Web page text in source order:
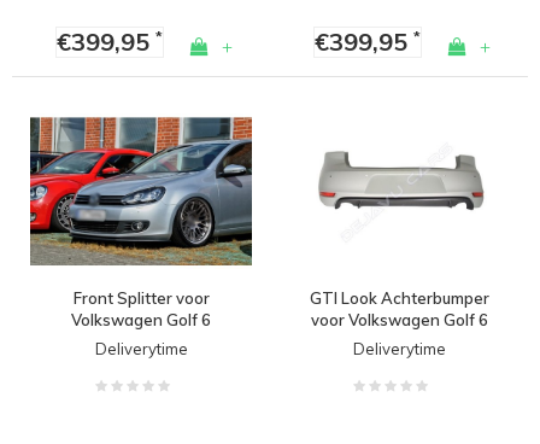
€399,95* + €399,95* +
Front Splitter voor
Volkswagen Golf 6
Deliverytime
GTI Look Achterbumper
voor Volkswagen Golf 6
Deliverytime